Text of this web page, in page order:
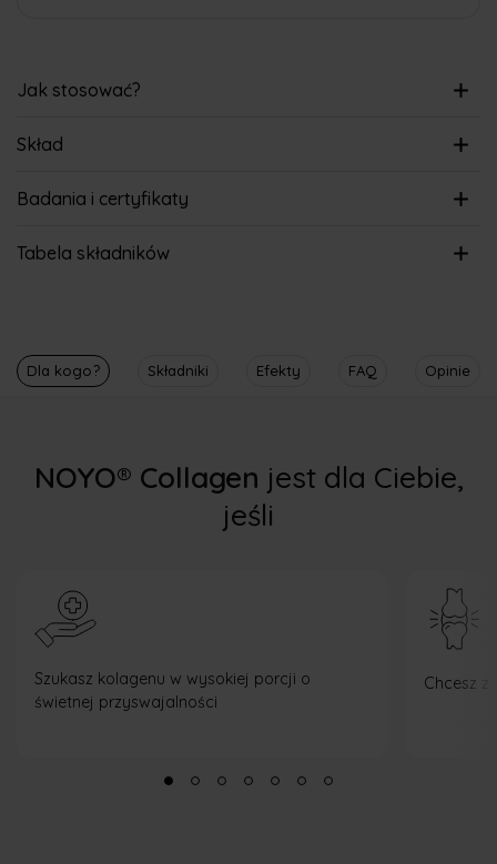
Jak stosować?
Skład
Badania i certyfikaty
Tabela składników
Dla kogo? Składniki Efekty FAQ Opinie
NOYO® Collagen jest dla Ciebie,
jeśli
Szukasz kolagenu w wysokiej porcji o
świetnej przyswajalności
Chcesz